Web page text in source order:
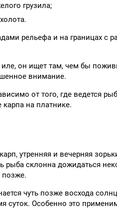
грузила;
рельефа и на границах с
он ищет там, чем бы
внимание.
от того, где ведется
на платнике.
утренняя и вечерняя
рыба склонна дожидаться
позже.
чуть позже восхода
суток. Особенно это